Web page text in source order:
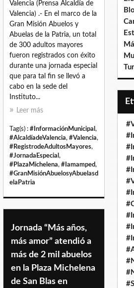
Valencia (Prensa Alcaldía de
Valencia) .- En el marco de la
Gran Misión Abuelos y
Abuelas de la Patria, un total
de 300 adultos mayores
fueron registrados con éxito
durante una jornada especial
que para tal fin se llevó a
cabo en la sede del
Instituto...
Leer más
Tag(s) : #InformaciónMunicipal ,
#AlcaldíadeValencia, #Valencia,
#RegistrodeAdultosMayores,
#JornadaEspecial ,
#PlazaMichelena, #Iamamped,
#GranMisiónAbuelosyAbuelasd
elaPatria
Jornada “Más años,
más amor” atendió a
más de 2 mil abuelos
en la Plaza Michelena
de San Blas en